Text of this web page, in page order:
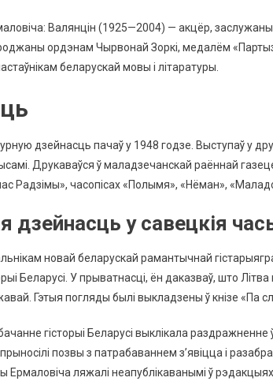
Валянцін (1925—2004) — акцёр,
ордэнам Чырвонай Зоркі, медалём
беларускай мовы і літаратуры.
дзейнасць пачаў у 1948 годзе. Выступаў у
Друкаваўся ў маладзечанскай раённай
Радзімы», часопісах «Полымя», «Нёман»,
дзейнасць у савецкія
новай беларускай рамантычнай
Беларусі. У прыватнасці, ён даказваў, што
Гэтыя погляды былі выкладзены ў кнізе «Па
гісторыі Беларусі выклікала
позвы з патрабаваннем з’явіцца і
Ермаловіча ляжалі неапублікаванымі ў